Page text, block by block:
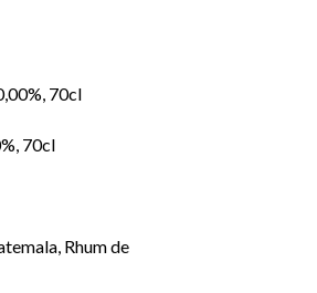
70cl
70cl
Rhum de